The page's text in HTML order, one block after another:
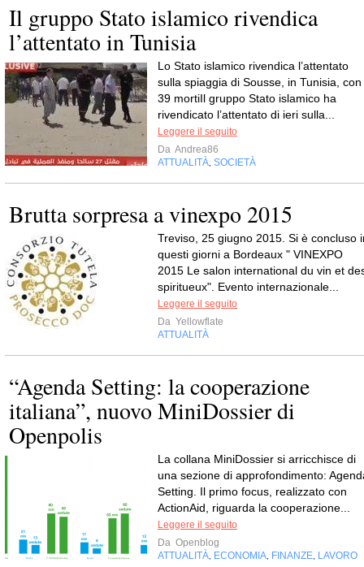
Il gruppo Stato islamico rivendica
l’attentato in Tunisia
Lo Stato islamico rivendica l’attentato
sulla spiaggia di Sousse, in Tunisia, con
39 mortiIl gruppo Stato islamico ha
rivendicato l’attentato di ieri sulla...
Leggere il seguito
Da Andrea86
ATTUALITÀ SOCIETÀ
Brutta sorpresa a vinexpo 2015
Treviso, 25 giugno 2015. Si è concluso
questi giorni a Bordeaux " VINEXPO
2015 Le salon international du vin et
spiritueux". Evento internazionale...
Leggere il seguito
Da Yellowflate
ATTUALITÀ
“Agenda Setting: la cooperazione
italiana”, nuovo MiniDossier di
Openpolis
La collana MiniDossier si arricchisce di
una sezione di approfondimento:
Setting. Il primo focus, realizzato con
ActionAid, riguarda la cooperazione...
Leggere il seguito
Da Openblog
ATTUALITÀ ECONOMIA FINANZE LAVORO